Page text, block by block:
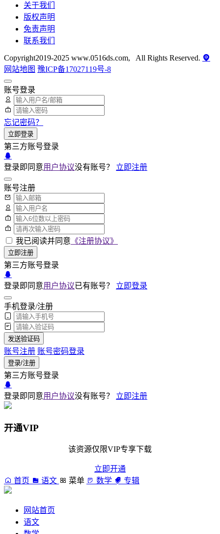
关于我们
版权声明
免责声明
联系我们
Copyright2019-2025 www.0516ds.com, All Rights Reserved.
网站地图 豫ICP备17027119号-8
账号登录
忘记密码？
立即登录
第三方账号登录
登录即同意用户协议没有账号？ 立即注册
账号注册
我已阅读并同意 《注册协议》
立即注册
第三方账号登录
登录即同意用户协议已有账号？ 立即登录
手机登录/注册
发送验证码
账号注册 账号密码登录
登录/注册
第三方账号登录
登录即同意用户协议没有账号？ 立即注册
开通VIP
该资源仅限VIP专享下载
立即开通
首页
语文 菜单 数学 专辑
网站首页
语文